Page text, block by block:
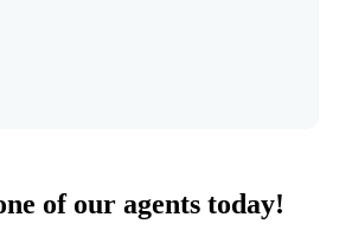
of our agents today!